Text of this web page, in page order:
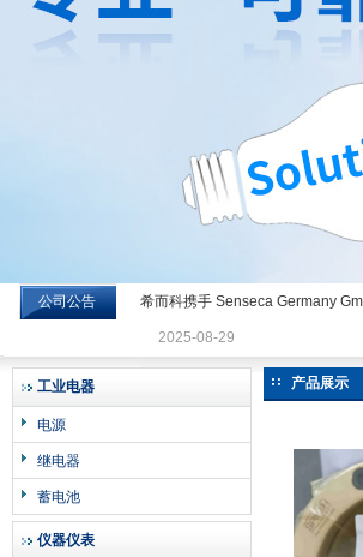
希而科工业控制设备有限公司
公司公告 希而科携手 Senseca Germany
2025-08-29
工业电器
电源
继电器
蓄电池
仪器仪表
产品展示